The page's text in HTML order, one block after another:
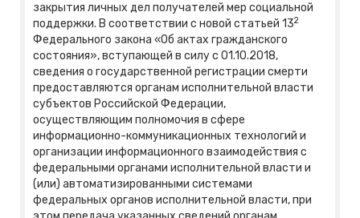
закрытия личных дел получателей мер социальной
поддержки. В соответствии с новой статьей 132
Федерального закона «Об актах гражданского
состояния», вступающей в силу с 01.10.2018,
сведения о государственной регистрации смерти
предоставляются органам исполнительной власти
субъектов Российской Федерации,
осуществляющим полномочия в сфере
информационно-коммуникационных технологий и
организации информационного взаимодействия с
федеральными органами исполнительной власти и
(или) автоматизированными системами
федеральных органов исполнительной власти, при